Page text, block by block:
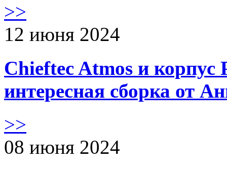
>>
12 июня 2024
Chieftec Atmos и корпус
интересная сборка от
>>
08 июня 2024